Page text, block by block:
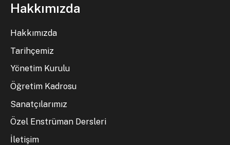
Hakkımızda
Hakkımızda
Tarihçemiz
Yönetim Kurulu
Öğretim Kadrosu
Sanatçılarımız
Özel Enstrüman Dersleri
İletişim